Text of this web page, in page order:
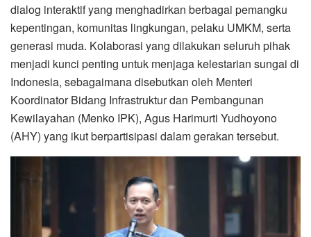
dialog interaktif yang menghadirkan berbagai pemangku
kepentingan, komunitas lingkungan, pelaku UMKM, serta
generasi muda. Kolaborasi yang dilakukan seluruh pihak
menjadi kunci penting untuk menjaga kelestarian sungai di
Indonesia, sebagaimana disebutkan oleh Menteri
Koordinator Bidang Infrastruktur dan Pembangunan
Kewilayahan (Menko IPK), Agus Harimurti Yudhoyono
(AHY) yang ikut berpartisipasi dalam gerakan tersebut.